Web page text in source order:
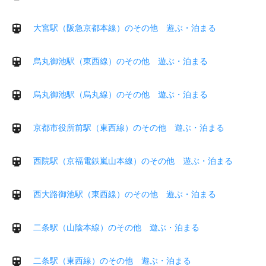
大宮駅（阪急京都本線）のその他 遊ぶ・泊まる
烏丸御池駅（東西線）のその他 遊ぶ・泊まる
烏丸御池駅（烏丸線）のその他 遊ぶ・泊まる
京都市役所前駅（東西線）のその他 遊ぶ・泊まる
西院駅（京福電鉄嵐山本線）のその他 遊ぶ・泊まる
西大路御池駅（東西線）のその他 遊ぶ・泊まる
二条駅（山陰本線）のその他 遊ぶ・泊まる
二条駅（東西線）のその他 遊ぶ・泊まる